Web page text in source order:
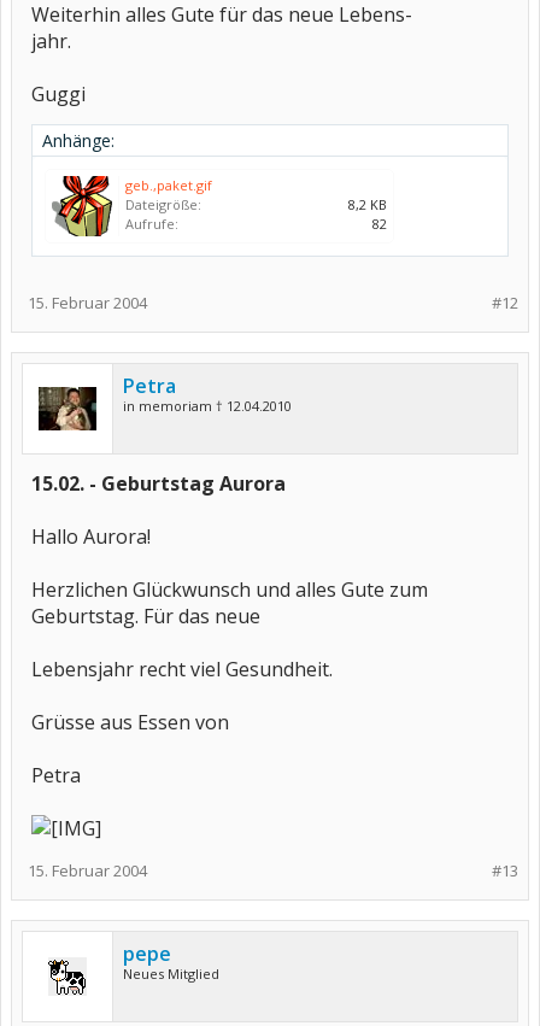
Weiterhin alles Gute für das neue Lebens-
jahr.
Guggi
Anhänge:
geb.,paket.gif
Dateigröße:
8,2 KB
Aufrufe:
82
#12
15. Februar 2004
Petra
in memoriam † 12.04.2010
15.02. - Geburtstag Aurora
Hallo Aurora!
Herzlichen Glückwunsch und alles Gute zum
Geburtstag. Für das neue
Lebensjahr recht viel Gesundheit.
Grüsse aus Essen von
Petra
#13
15. Februar 2004
pepe
Neues Mitglied